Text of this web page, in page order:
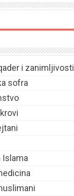
i zanimljivosti
sofra
Islama